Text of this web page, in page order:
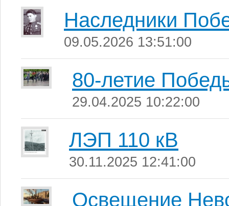
Наследники
09.05.2026 13:51:00
80-летие
29.04.2025 10:22:00
ЛЭП 110 кВ
30.11.2025 12:41:00
Освещение